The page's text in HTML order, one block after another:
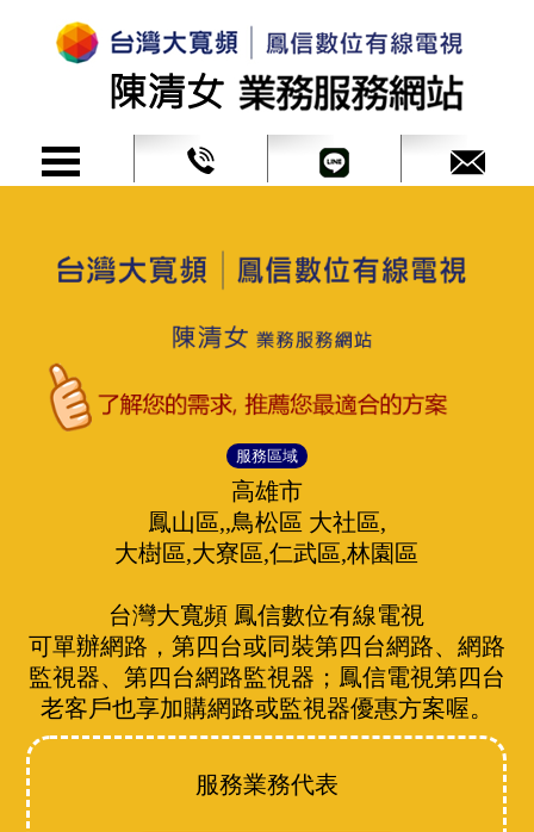
服務區域
高雄市
鳳山區,,鳥松區 大社區,
大樹區,大寮區,仁武區,林園區
台灣大寬頻 鳳信數位有線電視
可單辦網路，第四台或同裝第四台網路、網路
監視器、第四台網路監視器；鳳信電視第四台
老客戶也享加購網路或監視器優惠方案喔。
服務業務代表